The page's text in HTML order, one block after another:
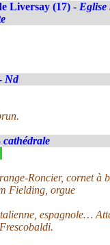
Liversay (17) - Eglise
Nd
cathédrale
Roncier, cornet à
Fielding, orgue
espagnole…